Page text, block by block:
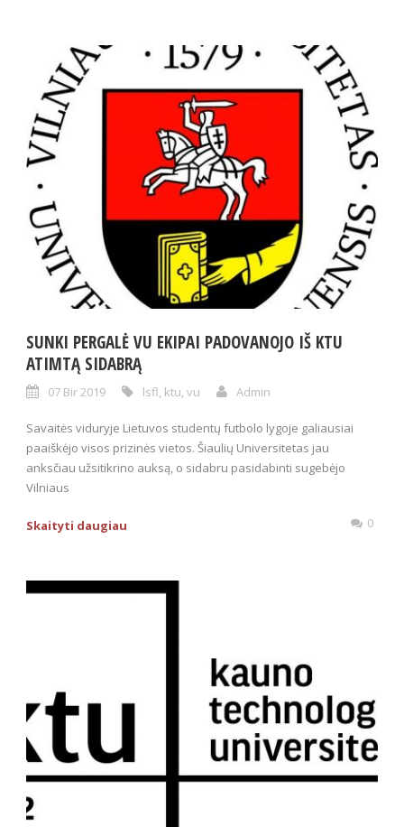
SUNKI PERGALĖ VU EKIPAI PADOVANOJO IŠ KTU
ATIMTĄ SIDABRĄ
07 Bir 2019 lsfl, ktu, vu Admin
Savaitės viduryje Lietuvos studentų futbolo lygoje galiausiai
paaiškėjo visos prizinės vietos. Šiaulių Universitetas jau
anksčiau užsitikrino auksą, o sidabru pasidabinti sugebėjo
Vilniaus
Skaityti daugiau 0